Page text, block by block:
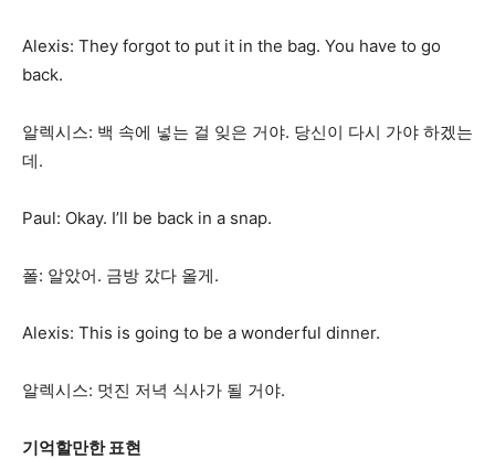
Alexis: They forgot to put it in the bag. You have to go
back.
알렉시스: 백 속에 넣는 걸 잊은 거야. 당신이 다시 가야 하겠는
데.
Paul: Okay. I’ll be back in a snap.
폴: 알았어. 금방 갔다 올게.
Alexis: This is going to be a wonderful dinner.
알렉시스: 멋진 저녁 식사가 될 거야.
기억할만한 표현